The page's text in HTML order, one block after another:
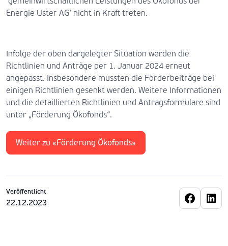
Energie Uster AG’ nicht in Kraft treten.
Infolge der oben dargelegter Situation werden die
Richtlinien und Anträge per 1. Januar 2024 erneut
angepasst. Insbesondere mussten die Förderbeiträge bei
einigen Richtlinien gesenkt werden. Weitere Informationen
und die detaillierten Richtlinien und Antragsformulare sind
unter „Förderung Ökofonds“.
Weiter zu «Förderung Ökofonds»
Veröffentlicht
22.12.2023